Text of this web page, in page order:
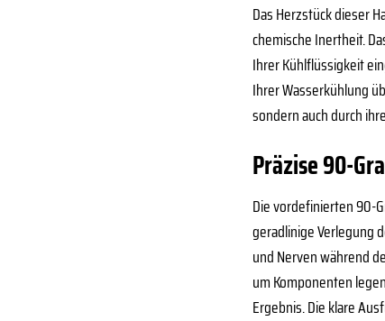
Das Herzstück dieser
chemische Inertheit.
Ihrer Kühlflüssigkeit
Ihrer Wasserkühlung
sondern auch durch
Präzise 90-
Die vordefinierten 90-
geradlinige Verlegung
und Nerven während
um Komponenten
Ergebnis. Die klare